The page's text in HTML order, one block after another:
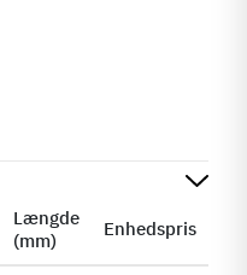
Længde
(mm)
Enhedspris